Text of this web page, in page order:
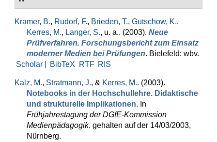
Kramer, B., Rudorf, F., Brieden, T., Gutschow, K.,
Kerres, M., Langer, S., u. a.. (2003). Neue
Prüfverfahren. Forschungsbericht zum Einsatz
moderner Medien bei Prüfungen. Bielefeld: wbv.
Scholar |
BibTeX RTF RIS
Kalz, M., Stratmann, J., & Kerres, M.. (2003).
Notebooks in der Hochschullehre. Didaktische
und strukturelle Implikationen. In
Frühjahrestagung der DGfE-Kommission
Medienpädagogik. gehalten auf der 14/03/2003,
Nürnberg.